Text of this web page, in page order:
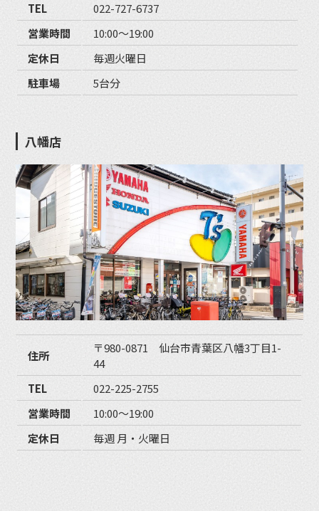
TEL
022-727-6737
営業時間
10:00〜19:00
定休日
毎週火曜日
駐車場
5台分
八幡店
住所
〒980-0871 仙台市青葉区八幡3丁目1-
44
TEL
022-225-2755
営業時間
10:00〜19:00
定休日
毎週 月・火曜日